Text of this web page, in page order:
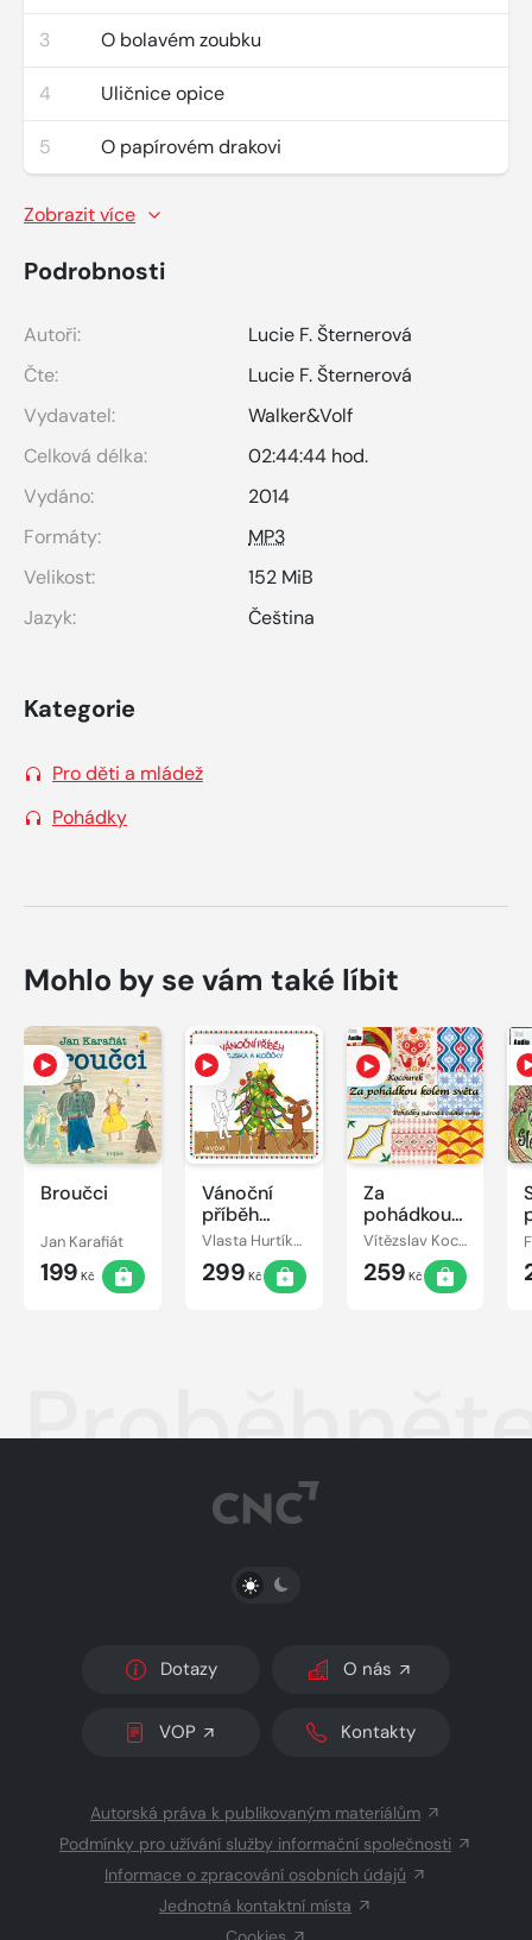
3 O bolavém zoubku
4 Uličnice opice
5 O papírovém drakovi
Zobrazit více
Podrobnosti
Autoři:
Lucie F. Šternerová
Čte:
Lucie F. Šternerová
Vydavatel:
Walker&Volf
Celková délka:
02:44:44 hod.
Vydáno:
2014
Formáty:
MP3
Velikost:
152 MiB
Jazyk:
Čeština
Kategorie
Pro děti a mládež
Pohádky
Mohlo by se vám také líbit
Broučci
Jan Karafiát
199 Kč
Vánoční
příběh
pejska a
kočičky
Vlasta Hurtíková
299 Kč
Za
pohádkou
kolem
světa
Vítězslav Kocourek
259 Kč
PŘEPNOUT SVĚTLÝ/TMAVÝ REŽIM
Dotazy O nás
VOP Kontakty
Autorská práva k publikovaným materiálům
Podmínky pro užívání služby informační společnosti
Informace o zpracování osobních údajů
Jednotná kontaktní místa